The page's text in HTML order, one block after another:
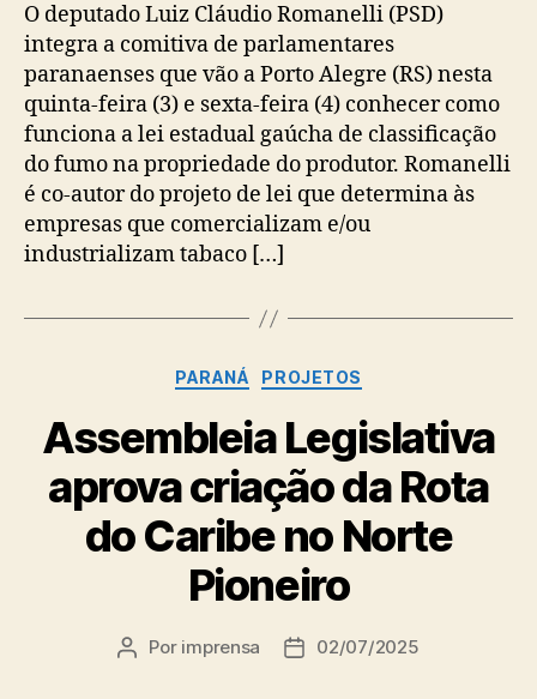
O deputado Luiz Cláudio Romanelli (PSD)
integra a comitiva de parlamentares
paranaenses que vão a Porto Alegre (RS) nesta
quinta-feira (3) e sexta-feira (4) conhecer como
funciona a lei estadual gaúcha de classificação
do fumo na propriedade do produtor. Romanelli
é co-autor do projeto de lei que determina às
empresas que comercializam e/ou
industrializam tabaco […]
Categorias
PARANÁ PROJETOS
Assembleia Legislativa
aprova criação da Rota
do Caribe no Norte
Pioneiro
Autor
Por imprensa
Data02/07/2025